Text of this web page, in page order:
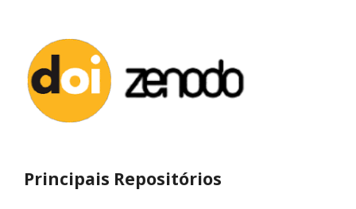
Principais Repositórios